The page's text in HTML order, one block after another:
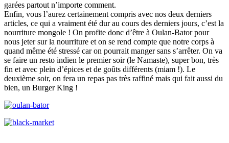
garées partout n’importe comment.
Enfin, vous l’aurez certainement compris avec nos deux derniers
articles, ce qui a vraiment été dur au cours des derniers jours, c’est la
nourriture mongole ! On profite donc d’être à Oulan-Bator pour
nous jeter sur la nourriture et on se rend compte que notre corps à
quand même été stressé car on pourrait manger sans s’arrêter. On va
se faire un resto indien le premier soir (le Namaste), super bon, très
fin et avec plein d’épices et de goûts différents (miam !). Le
deuxième soir, on fera un repas pas très raffiné mais qui fait aussi du
bien, un Burger King !